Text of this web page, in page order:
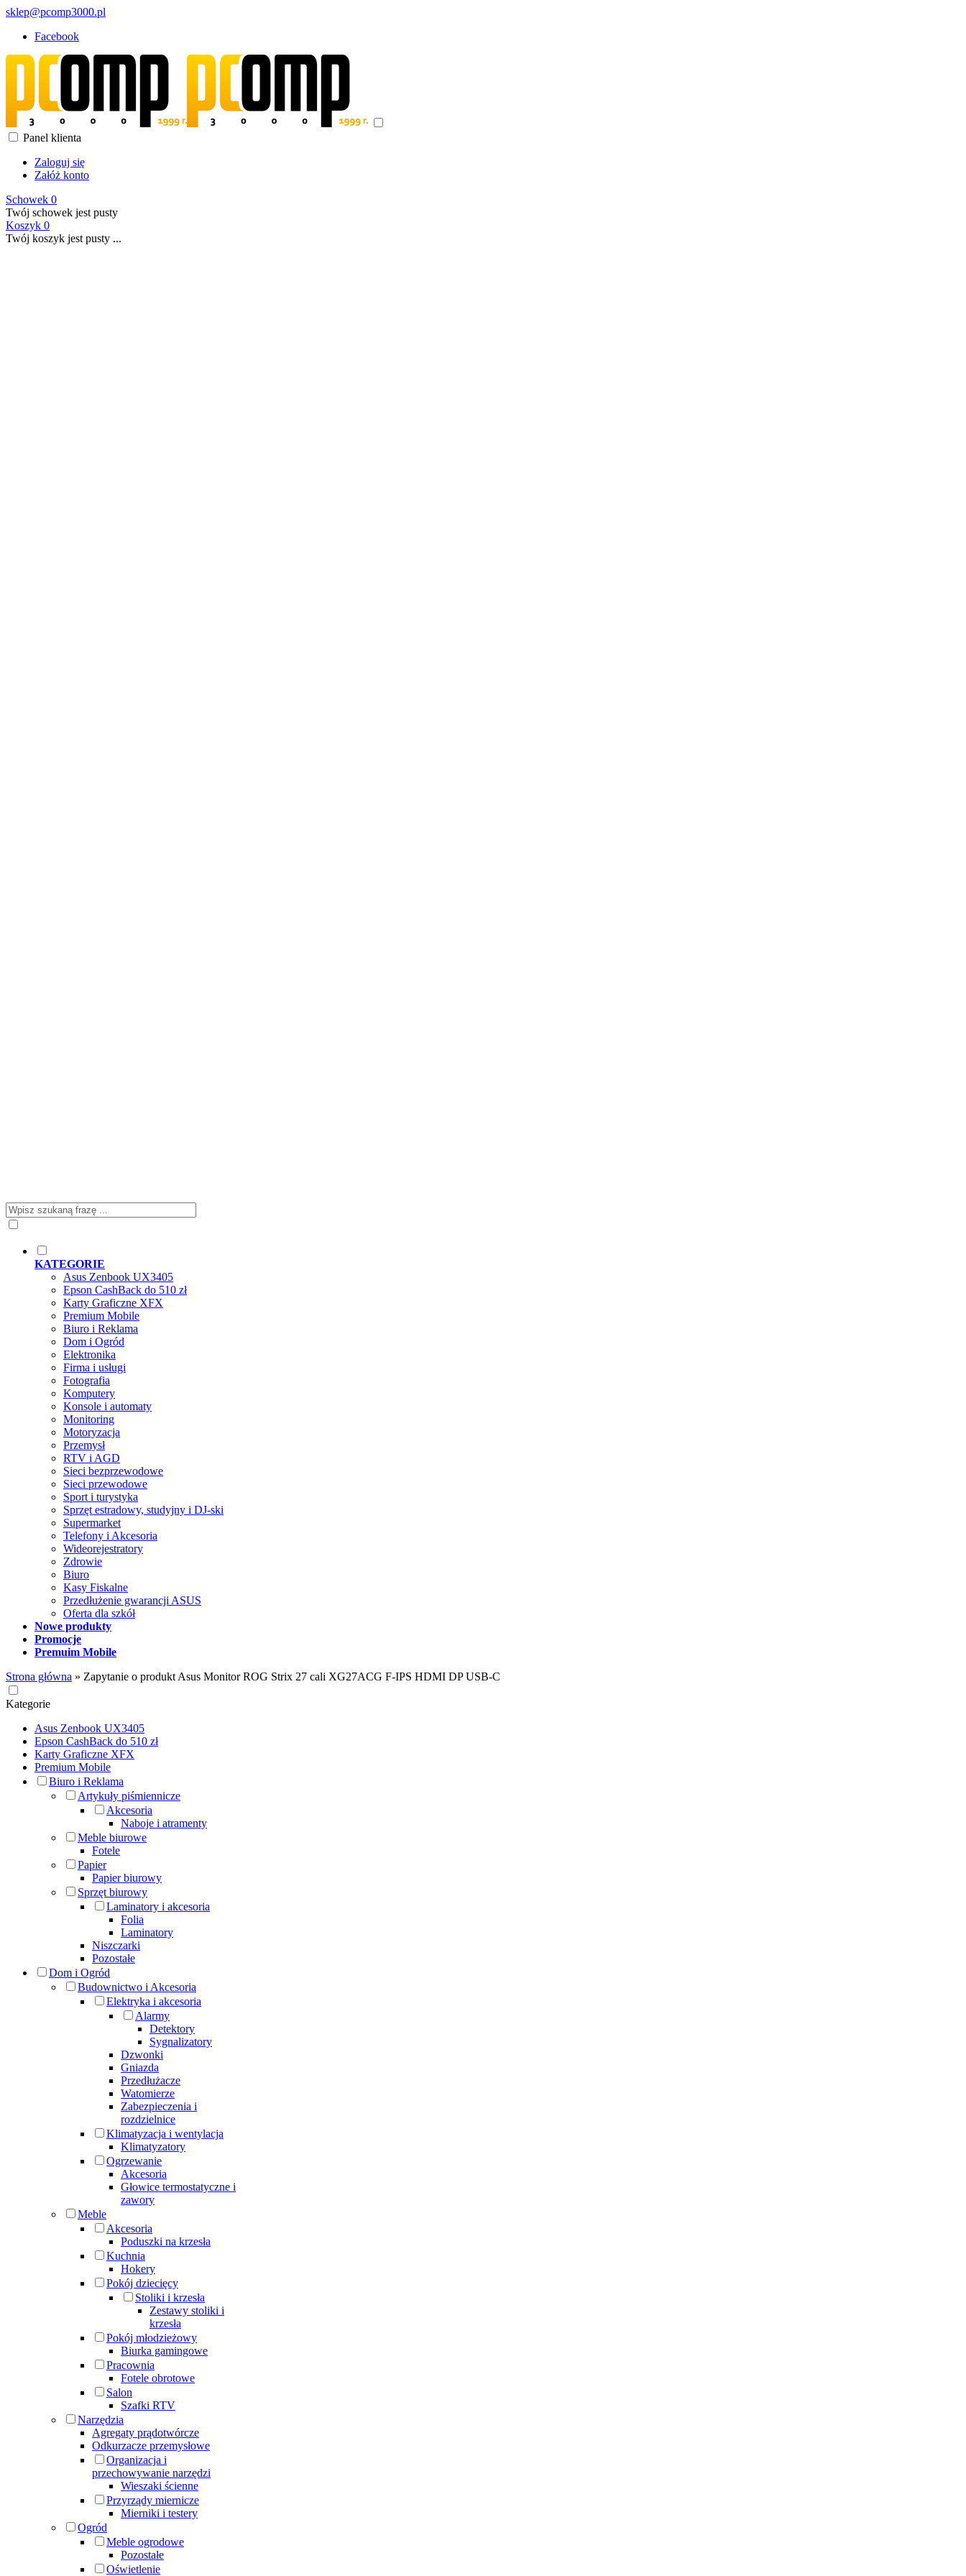
sklep@pcomp3000.pl
Facebook
Panel klienta
Zaloguj się
Załóż konto
Schowek 0
Twój schowek jest pusty
Koszyk 0
Twój koszyk jest pusty ...
KATEGORIE
Asus Zenbook UX3405
Epson CashBack do 510 zł
Karty Graficzne XFX
Premium Mobile
Biuro i Reklama
Dom i Ogród
Elektronika
Firma i usługi
Fotografia
Komputery
Konsole i automaty
Monitoring
Motoryzacja
Przemysł
RTV i AGD
Sieci bezprzewodowe
Sieci przewodowe
Sport i turystyka
Sprzęt estradowy, studyjny i DJ-ski
Supermarket
Telefony i Akcesoria
Wideorejestratory
Zdrowie
Biuro
Kasy Fiskalne
Przedłużenie gwarancji ASUS
Oferta dla szkół
Nowe produkty
Promocje
Premuim Mobile
Strona główna » Zapytanie o produkt Asus Monitor ROG Strix 27 cali XG27ACG F-IPS HDMI DP USB-C
Kategorie
Asus Zenbook UX3405
Epson CashBack do 510 zł
Karty Graficzne XFX
Premium Mobile
Biuro i Reklama
Artykuły piśmiennicze
Akcesoria
Naboje i atramenty
Meble biurowe
Fotele
Papier
Papier biurowy
Sprzęt biurowy
Laminatory i akcesoria
Folia
Laminatory
Niszczarki
Pozostałe
Dom i Ogród
Budownictwo i Akcesoria
Elektryka i akcesoria
Alarmy
Detektory
Sygnalizatory
Dzwonki
Gniazda
Przedłużacze
Watomierze
Zabezpieczenia i
rozdzielnice
Klimatyzacja i wentylacja
Klimatyzatory
Ogrzewanie
Akcesoria
Głowice termostatyczne i
zawory
Meble
Akcesoria
Poduszki na krzesła
Kuchnia
Hokery
Pokój dziecięcy
Stoliki i krzesła
Zestawy stoliki i
krzesła
Pokój młodzieżowy
Biurka gamingowe
Pracownia
Fotele obrotowe
Salon
Szafki RTV
Narzędzia
Agregaty prądotwórcze
Odkurzacze przemysłowe
Organizacja i
przechowywanie narzędzi
Wieszaki ścienne
Przyrządy miernicze
Mierniki i testery
Ogród
Meble ogrodowe
Pozostałe
Oświetlenie